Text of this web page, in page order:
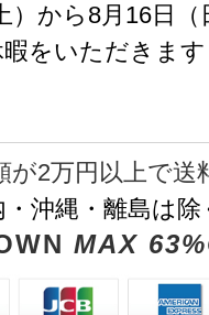
）から8月16日
暇をいただきます
が2万円以上で送
・沖縄・離島は
MAX